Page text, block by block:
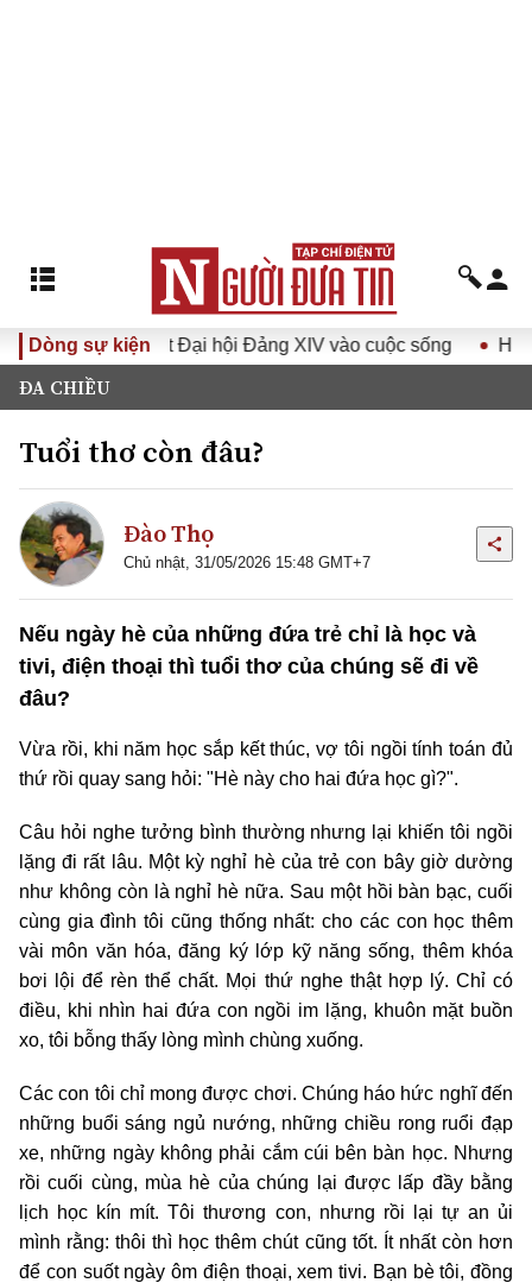
Dòng sự kiện
Nghị quyết Đại hội Đảng XIV vào cuộc sống Hướng tới
ĐA CHIỀU
Tuổi thơ còn đâu?
Đào Thọ
Chủ nhật, 31/05/2026 15:48 GMT+7
Nếu ngày hè của những đứa trẻ chỉ là học và
tivi, điện thoại thì tuổi thơ của chúng sẽ đi về
đâu?
Vừa rồi, khi năm học sắp kết thúc, vợ tôi ngồi tính toán đủ
thứ rồi quay sang hỏi: "Hè này cho hai đứa học gì?".
Câu hỏi nghe tưởng bình thường nhưng lại khiến tôi ngồi
lặng đi rất lâu. Một kỳ nghỉ hè của trẻ con bây giờ dường
như không còn là nghỉ hè nữa. Sau một hồi bàn bạc, cuối
cùng gia đình tôi cũng thống nhất: cho các con học thêm
vài môn văn hóa, đăng ký lớp kỹ năng sống, thêm khóa
bơi lội để rèn thể chất. Mọi thứ nghe thật hợp lý. Chỉ có
điều, khi nhìn hai đứa con ngồi im lặng, khuôn mặt buồn
xo, tôi bỗng thấy lòng mình chùng xuống.
Các con tôi chỉ mong được chơi. Chúng háo hức nghĩ đến
những buổi sáng ngủ nướng, những chiều rong ruổi đạp
xe, những ngày không phải cắm cúi bên bàn học. Nhưng
rồi cuối cùng, mùa hè của chúng lại được lấp đầy bằng
lịch học kín mít. Tôi thương con, nhưng rồi lại tự an ủi
mình rằng: thôi thì học thêm chút cũng tốt. Ít nhất còn hơn
để con suốt ngày ôm điện thoại, xem tivi. Bạn bè tôi, đồng